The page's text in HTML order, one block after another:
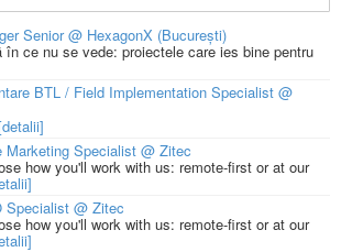
Senior @ HexagonX (București)
în ce nu se vede: proiectele care ies bine pentru
BTL / Field Implementation Specialist @
Marketing Specialist @ Zitec
how you'll work with us: remote-first or at our
Specialist @ Zitec
how you'll work with us: remote-first or at our